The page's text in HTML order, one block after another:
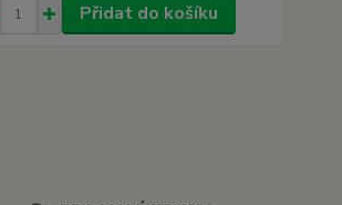
Přidat do košíku